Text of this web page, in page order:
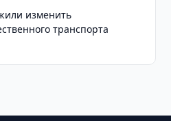
изменить
транспорта